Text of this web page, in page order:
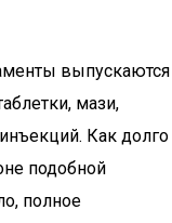
выпускаются
мази,
Как долго
подобной
полное